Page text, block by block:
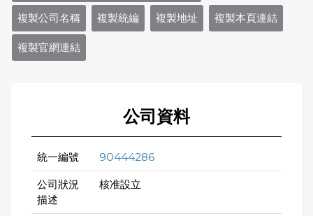
複製公司名稱 複製統編 複製地址 複製本頁連結
複製官網連結
公司資料
統一編號 90444286
公司狀況
描述
核准設立